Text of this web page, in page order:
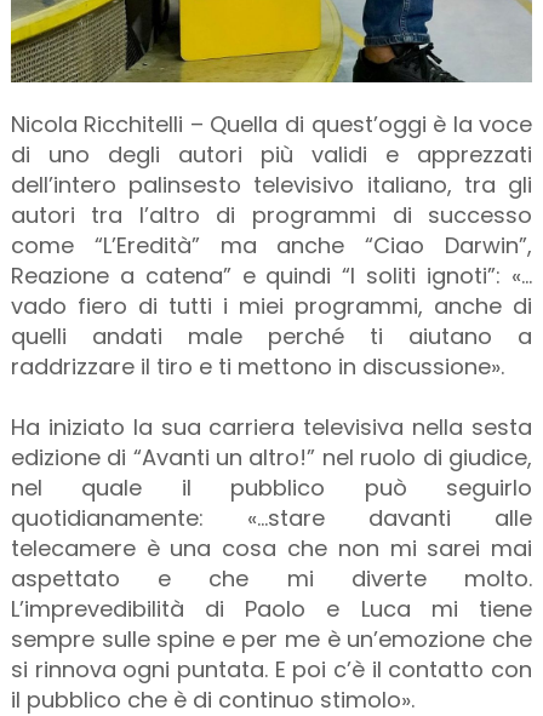
Nicola Ricchitelli – Quella di quest’oggi è la voce
di uno degli autori più validi e apprezzati
dell’intero palinsesto televisivo italiano, tra gli
autori tra l’altro di programmi di successo
come “L’Eredità” ma anche “Ciao Darwin”,
Reazione a catena” e quindi “I soliti ignoti”: «...
vado fiero di tutti i miei programmi, anche di
quelli andati male perché ti aiutano a
raddrizzare il tiro e ti mettono in discussione».
Ha iniziato la sua carriera televisiva nella sesta
edizione di “Avanti un altro!” nel ruolo di giudice,
nel quale il pubblico può seguirlo
quotidianamente: «…stare davanti alle
telecamere è una cosa che non mi sarei mai
aspettato e che mi diverte molto.
L’imprevedibilità di Paolo e Luca mi tiene
sempre sulle spine e per me è un’emozione che
si rinnova ogni puntata. E poi c’è il contatto con
il pubblico che è di continuo stimolo».